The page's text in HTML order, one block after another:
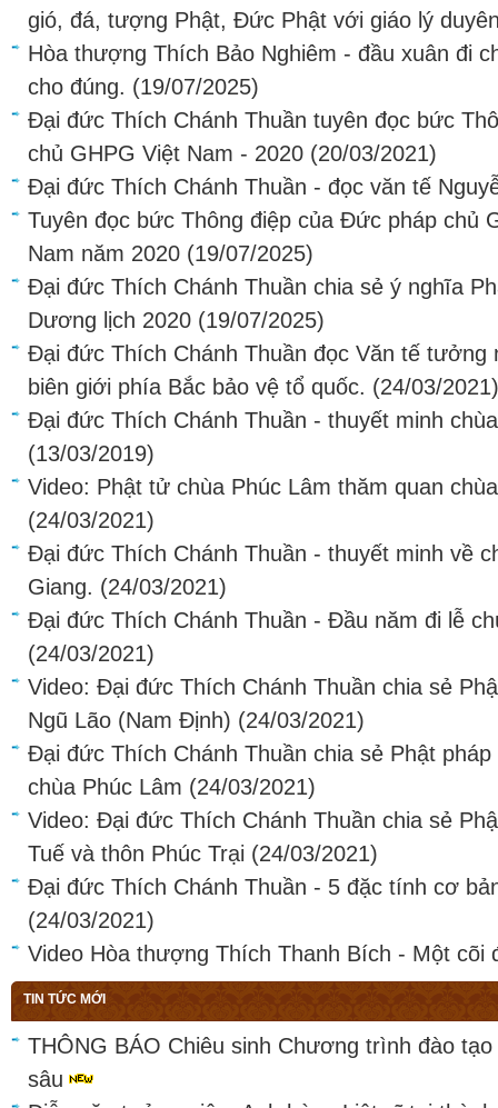
gió, đá, tượng Phật, Đức Phật với giáo lý
Hòa thượng Thích Bảo Nghiêm - đầu xuân đi
cho đúng. (19/07/2025)
Đại đức Thích Chánh Thuần tuyên đọc bức
chủ GHPG Việt Nam - 2020 (20/03/2021)
Đại đức Thích Chánh Thuần - đọc văn tế
Tuyên đọc bức Thông điệp của Đức pháp chủ
Nam năm 2020 (19/07/2025)
Đại đức Thích Chánh Thuần chia sẻ ý nghĩa
Dương lịch 2020 (19/07/2025)
Đại đức Thích Chánh Thuần đọc Văn tế tưởng
biên giới phía Bắc bảo vệ tổ quốc. (24/03/2021)
Đại đức Thích Chánh Thuần - thuyết minh
(13/03/2019)
Video: Phật tử chùa Phúc Lâm thăm quan
(24/03/2021)
Đại đức Thích Chánh Thuần - thuyết minh về
Giang. (24/03/2021)
Đại đức Thích Chánh Thuần - Đầu năm đi lễ
(24/03/2021)
Video: Đại đức Thích Chánh Thuần chia sẻ
Ngũ Lão (Nam Định) (24/03/2021)
Đại đức Thích Chánh Thuần chia sẻ Phật
chùa Phúc Lâm (24/03/2021)
Video: Đại đức Thích Chánh Thuần chia sẻ
Tuế và thôn Phúc Trại (24/03/2021)
Đại đức Thích Chánh Thuần - 5 đặc tính cơ
(24/03/2021)
Video Hòa thượng Thích Thanh Bích - Một cõi
TIN TỨC MỚI
THÔNG BÁO Chiêu sinh Chương trình đào
sâu